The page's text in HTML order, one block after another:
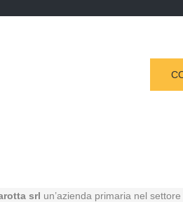
srl un’azienda primaria nel settore